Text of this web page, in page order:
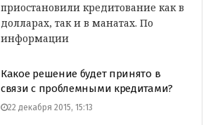
приостановили кредитование как в
долларах, так и в манатах. По
информации
Какое решение будет принято в
связи с проблемными кредитами?
22 декабря 2015, 15:13